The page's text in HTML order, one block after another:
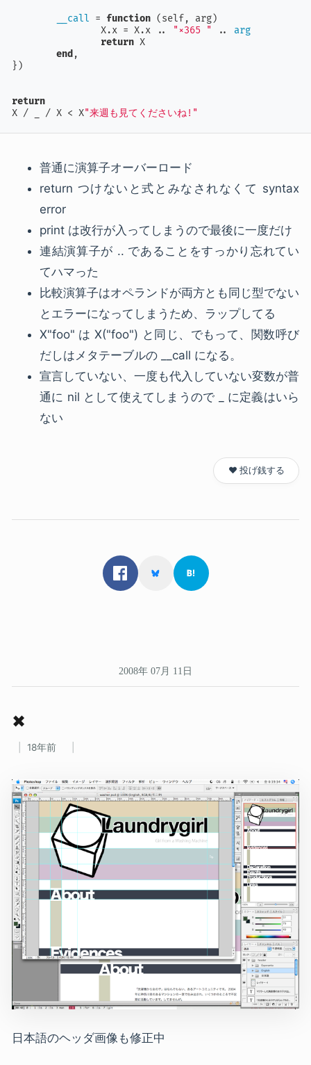
__call = function (self, arg)
		X.x = X.x ..
"×365 " .. arg
return X
end ,
})
return
X / _ / X < X"来週も見てくださいね!"
普通に演算子オーバーロード
return つけないと式とみなされなくて syntax
error
print は改行が入ってしまうので最後に一度だけ
連結演算子が .. であることをすっかり忘れてい
てハマった
比較演算子はオペランドが両方とも同じ型でない
とエラーになってしまうため、ラップしてる
X"foo" は X("foo") と同じ、でもって、関数呼び
だしはメタテーブルの __call になる。
宣言していない、一度も代入していない変数が普
通に nil として使えてしまうので _ に定義はいら
ない
❤️ 投げ銭する
2008年 07月 11日
✖
18年前
日本語のヘッダ画像も修正中